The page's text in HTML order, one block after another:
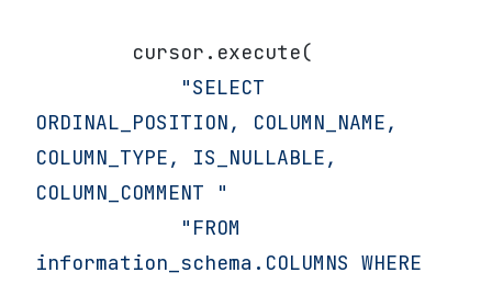
        cursor.execute(
ORDINAL_POSITION, COLUMN_NAME,
COLUMN_TYPE, IS_NULLABLE,
COLUMN_COMMENT "
information_schema.COLUMNS WHERE